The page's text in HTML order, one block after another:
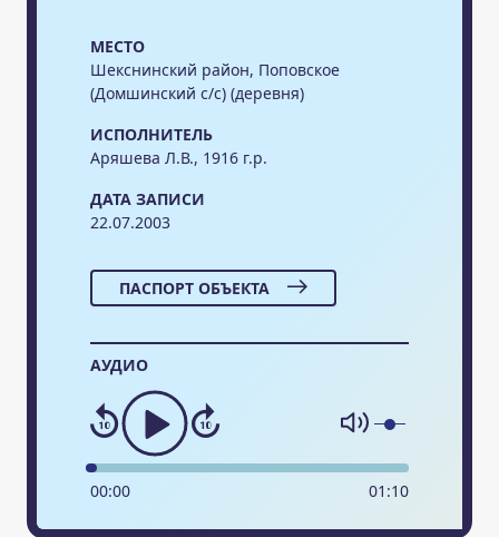
МЕСТО
Шекснинский район, Поповское
(Домшинский с/с) (деревня)
ИСПОЛНИТЕЛЬ
Аряшева Л.В., 1916 г.р.
ДАТА ЗАПИСИ
22.07.2003
ПАСПОРТ ОБЪЕКТА
АУДИО
00:00 01 :10